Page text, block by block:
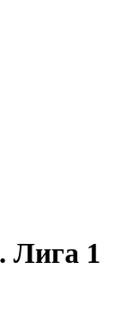
Лига 1